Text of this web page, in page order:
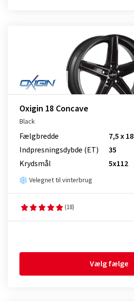
Oxigin 18 Concave
Black
Fælgbredde
7,5 x 18
Indpresnings­dybde (ET)
35
Krydsmål
5x112
Velegnet til vinterbrug
(18)
Vælg fælge